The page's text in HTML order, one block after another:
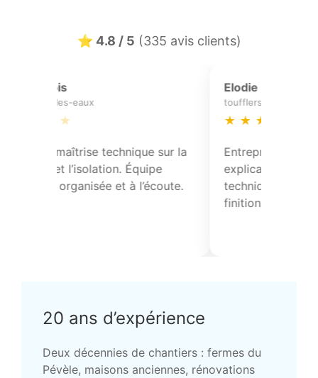
⭐ 4.8 / 5 (335 avis clients)
tuiles réalisés avec
techniques et
Entreprise fiable, bonnes
explications sur les solutions
techniques. Résultat durable et
finitions impeccables.
20 ans d’expérience
Deux décennies de chantiers : fermes du
Pévèle, maisons anciennes, rénovations